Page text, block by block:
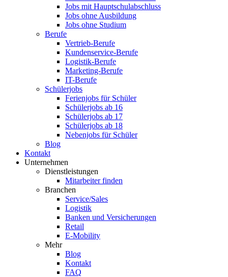
Jobs mit Hauptschulabschluss
Jobs ohne Ausbildung
Jobs ohne Studium
Berufe
Vertrieb-Berufe
Kundenservice-Berufe
Logistik-Berufe
Marketing-Berufe
IT-Berufe
Schülerjobs
Ferienjobs für Schüler
Schülerjobs ab 16
Schülerjobs ab 17
Schülerjobs ab 18
Nebenjobs für Schüler
Blog
Kontakt
Unternehmen
Dienstleistungen
Mitarbeiter finden
Branchen
Service/Sales
Logistik
Banken und Versicherungen
Retail
E-Mobility
Mehr
Blog
Kontakt
FAQ